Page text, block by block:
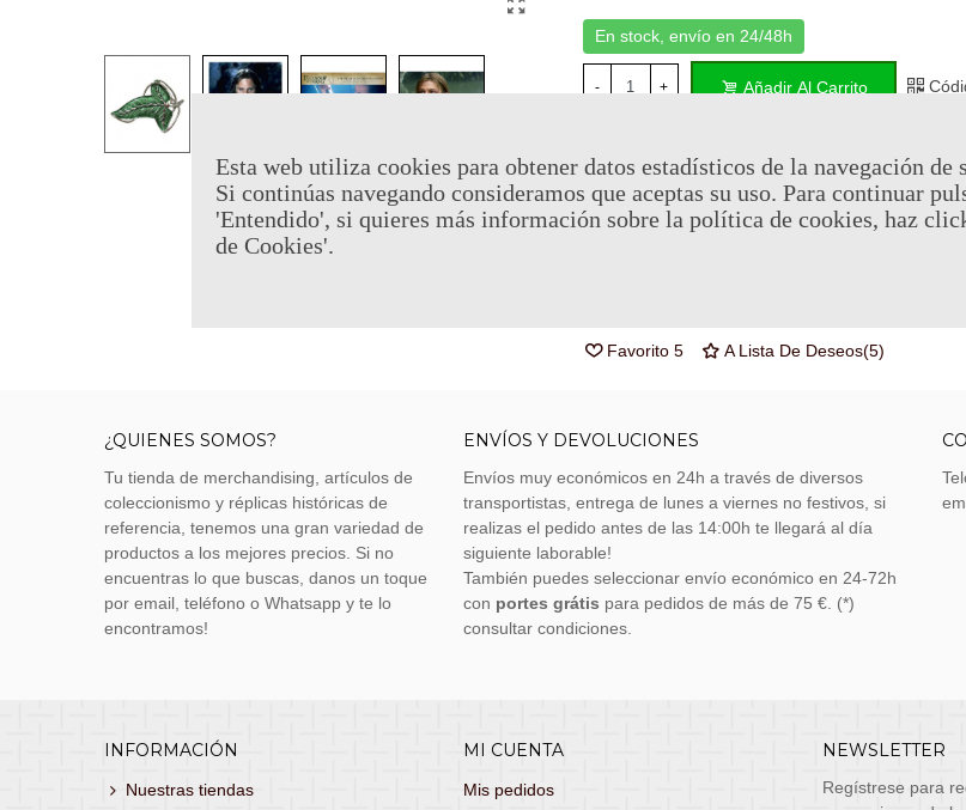
En stock, envío en 24/48h
- + Añadir Al Carrito
Al comprar este producto puedes juntar hasta17
Su cesta sera de17 puntos de fidelidadque se
cupón de€ 0.12.
Favorito 5 A Lista De Deseos(5)
¿QUIENES SOMOS?
Tu tienda de merchandising, artículos de
coleccionismo y réplicas históricas de
referencia, tenemos una gran variedad de
productos a los mejores precios. Si no
encuentras lo que buscas, danos un toque
por email, teléfono o Whatsapp y te lo
encontramos!
ENVÍOS Y DEVOLUCIONES
Envíos muy económicos en 24h a través de diversos
transportistas, entrega de lunes a viernes no festivos, si
realizas el pedido antes de las 14:00h te llegará al día
siguiente laborable!
También puedes seleccionar envío económico en 24-72h
con portes grátis para pedidos de más de 75 €. (*)
consultar condiciones.
INFORMACIÓN
Nuestras tiendas
MI CUENTA
Mis pedidos
NEWSLETTER
Regístrese para
Esta web utiliza cookies para obtener datos estadísticos de la navegación de
Si continúas navegando consideramos que aceptas su uso. Para continuar
'Entendido', si quieres más información sobre la política de cookies, haz
de Cookies'.